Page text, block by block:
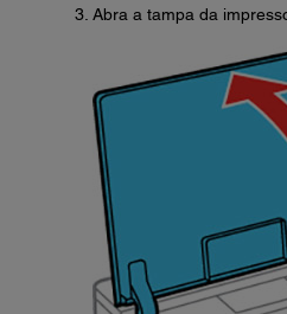
Abra a tampa da